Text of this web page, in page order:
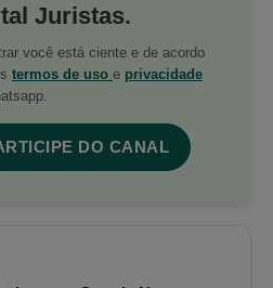
Juristas.
você está ciente e de acordo
termos de uso e privacidade
DO CANAL